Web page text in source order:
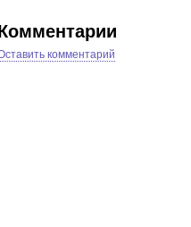
комментарий